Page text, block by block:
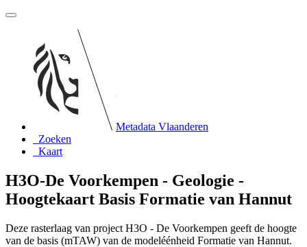
Metadata Vlaanderen
Zoeken
Kaart
H3O-De Voorkempen - Geologie -
Hoogtekaart Basis Formatie van Hannut
Deze rasterlaag van project H3O - De Voorkempen geeft de hoogte
van de basis (mTAW) van de modeléénheid Formatie van Hannut.